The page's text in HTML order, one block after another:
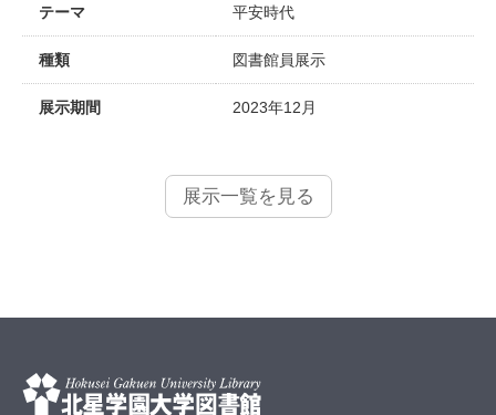
テーマ 平安時代
種類 図書館員展示
展示期間 2023年12月
展示一覧を見る